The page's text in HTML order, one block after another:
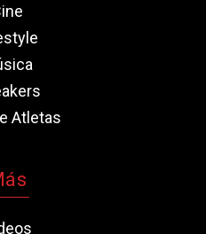
Atletas